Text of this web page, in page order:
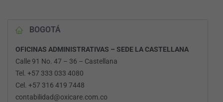
BOGOTÁ
OFICINAS ADMINISTRATIVAS – SEDE LA CASTELLANA
Calle 91 No. 47 – 36 – Castellana
Tel. +57 333 033 4080
Cel. +57 316 419 7448
contabilidad@oxicare.com.co